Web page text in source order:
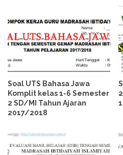
Soal UTS Bahasa Jawa
Komplit kelas 1-6 Semester
2 SD/MI Tahun Ajaran
2017/2018